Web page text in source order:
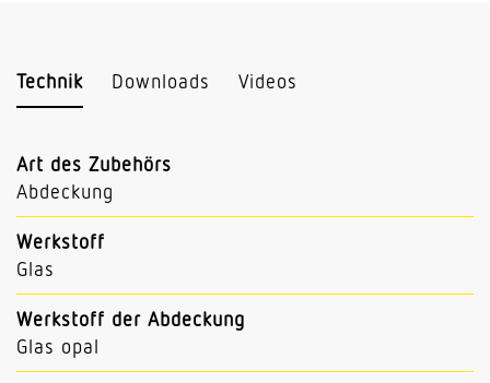
Technik Downloads Videos
Art des Zubehörs
Abdeckung
Werkstoff
Glas
Werkstoff der Abdeckung
Glas opal